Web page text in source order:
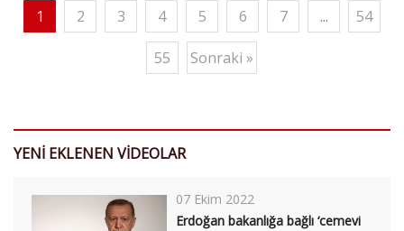
1 2 3 4 5 6 7 ... 54
55 Sonraki »
YENİ EKLENEN VİDEOLAR
07 Ekim 2022
Erdoğan bakanlığa bağlı ‘cemevi